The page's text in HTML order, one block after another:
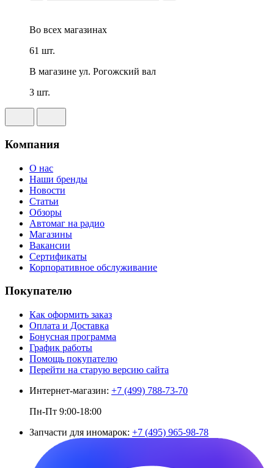
Во всех магазинах
61 шт.
В магазине ул. Рогожский вал
3 шт.
Компания
О нас
Наши бренды
Новости
Статьи
Обзоры
Автомаг на радио
Магазины
Вакансии
Сертификаты
Корпоративное обслуживание
Покупателю
Как оформить заказ
Оплата и Доставка
Бонусная программа
График работы
Помощь покупателю
Перейти на старую версию сайта
Интернет-магазин: +7 (499) 788-73-70
Пн-Пт 9:00-18:00
Запчасти для иномарок: +7 (495) 965-98-78